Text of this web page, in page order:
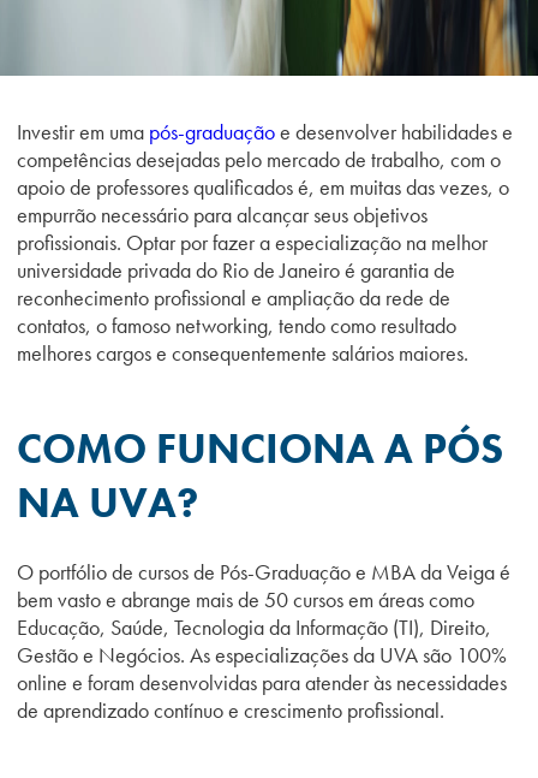
Investir em uma pós-graduaçãoe desenvolver habilidades e
competências desejadas pelo mercado de trabalho, com o
apoio de professores qualificados é, em muitas das vezes, o
empurrão necessário para alcançar seus objetivos
profissionais. Optar por fazer a especialização na melhor
universidade privada do Rio de Janeiro é garantia de
reconhecimento profissional e ampliação da rede de
contatos, o famoso networking, tendo como resultado
melhores cargos e consequentemente salários maiores.
COMO FUNCIONA A PÓS
NA UVA?
O portfólio de cursos de Pós-Graduação e MBA da Veiga é
bem vasto e abrange mais de 50 cursos em áreas como
Educação, Saúde, Tecnologia da Informação (TI), Direito,
Gestão e Negócios. As especializações da UVA são 100%
online e foram desenvolvidas para atender às necessidades
de aprendizado contínuo e crescimento profissional.